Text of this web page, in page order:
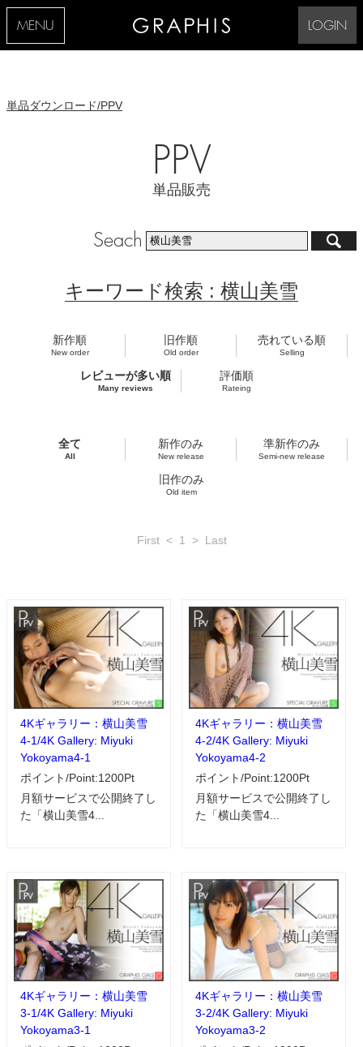
MENU LOGIN
単品ダウンロード/PPV
PPV
単品販売
Seach
キーワード検索 : 横山美雪
新作順
New order
旧作順
Old order
売れている順
Selling
レビューが多い順
Many reviews
評価順
Rateing
全て
All
新作のみ
New release
準新作のみ
Semi-new release
旧作のみ
Old item
First < 1 > Last
4Kギャラリー：横山美雪
4-1/4K Gallery: Miyuki
Yokoyama4-1
ポイント/Point:1200Pt
月額サービスで公開終了し
た「横山美雪4...
4Kギャラリー：横山美雪
4-2/4K Gallery: Miyuki
Yokoyama4-2
ポイント/Point:1200Pt
月額サービスで公開終了し
た「横山美雪4...
4Kギャラリー：横山美雪
3-1/4K Gallery: Miyuki
Yokoyama3-1
4Kギャラリー：横山美雪
3-2/4K Gallery: Miyuki
Yokoyama3-2